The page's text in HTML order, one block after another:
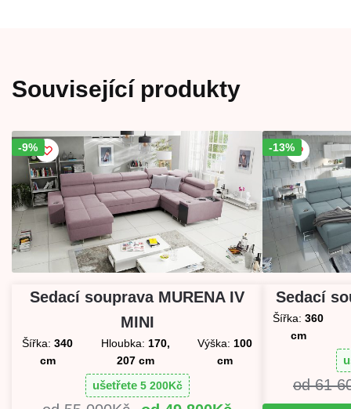
Související produkty
Sleva!
-9%
Sedací souprava MURENA IV
MINI
Šířka: 340
cm
Hloubka: 170,
207 cm
Výška: 100
cm
ušetřete 5 200Kč
Sleva!
-13%
Sedací
Šířka: 360
cm
61